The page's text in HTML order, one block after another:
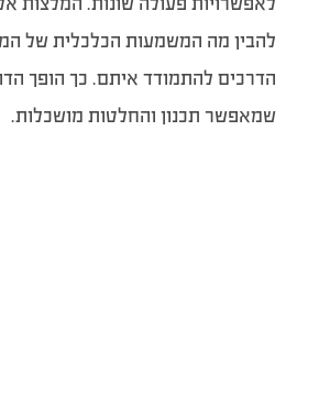
להבין מה המשמעות הכלכלית של
הדרכים להתמודד איתם. כך הופך
שמאפשר תכנון והחלטות מושכלות.